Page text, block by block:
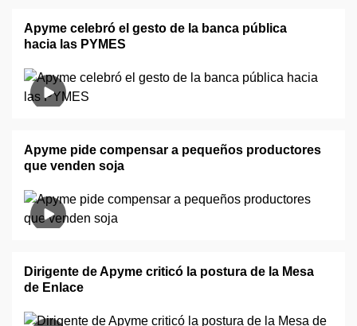
Apyme celebró el gesto de la banca pública
hacia las PYMES
Apyme pide compensar a pequeños productores
que venden soja
Dirigente de Apyme criticó la postura de la Mesa
de Enlace